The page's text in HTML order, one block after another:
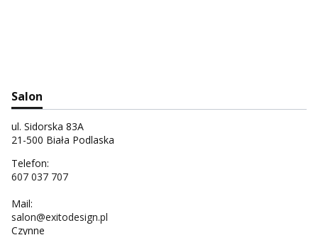
Salon
ul. Sidorska 83A
21-500 Biała Podlaska
Telefon:
607 037 707
Mail:
salon@exitodesign.pl
Czynne